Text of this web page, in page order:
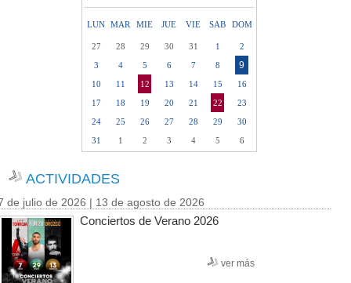
LUN MAR MIE JUE VIE SAB DOM
27 28 29 30 31 1
2
3
4 5 6 7 8 9
10 11 12 13 14 15
16
17
18 19 20 21 22
23
24
25 26 27 28 29
30
31
1 2 3 4 5 6
ACTIVIDADES
de julio de 2026 | 13 de agosto de 2026
Conciertos de Verano 2026
ver más